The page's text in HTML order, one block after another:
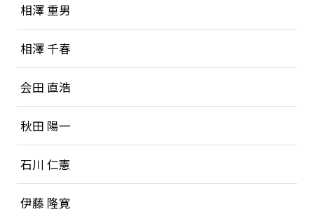
相澤 重男
相澤 千春
会田 直浩
秋田 陽一
石川 仁憲
伊藤 隆寛